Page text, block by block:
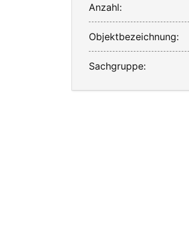
Anzahl:
Objektbezeichnung:
Sachgruppe: